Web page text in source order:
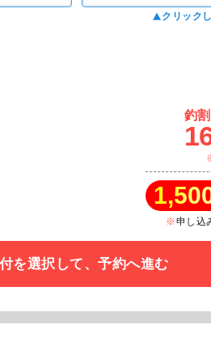
クリック
釣
申し込
を選択して、予約へ進む